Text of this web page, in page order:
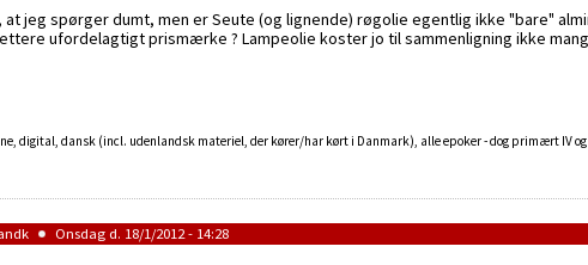
jeg spørger dumt, men er Seute (og lignende) røgolie egentlig ikke "bare"
ufordelagtigt prismærke ? Lampeolie koster jo til sammenligning ikke
digital, dansk (incl. udenlandsk materiel, der kører/har kørt i Danmark), alle epoker - dog primært IV og
Onsdag d. 18/1/2012 - 14:28